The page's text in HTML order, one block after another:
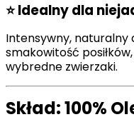
⭐Idealny dla
Intensywny, naturalny
smakowitość
wybredne zwierzaki.
Skład: 100%